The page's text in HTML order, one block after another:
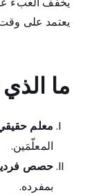
يعتمد على وقت
ما
معلم
المعلّمَين.
حصص
بمفرده.